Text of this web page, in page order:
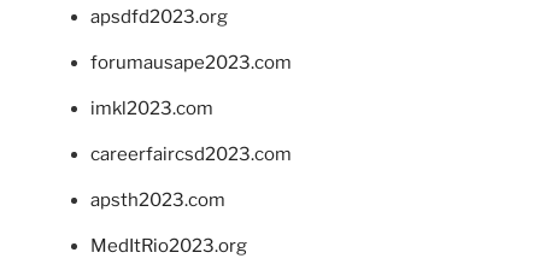
apsdfd2023.org
forumausape2023.com
imkl2023.com
careerfaircsd2023.com
apsth2023.com
MedItRio2023.org